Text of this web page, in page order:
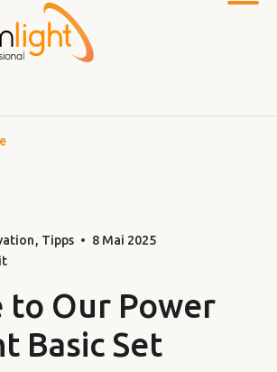
Tipps
8 Mai 2025
to Our Power
Basic Set